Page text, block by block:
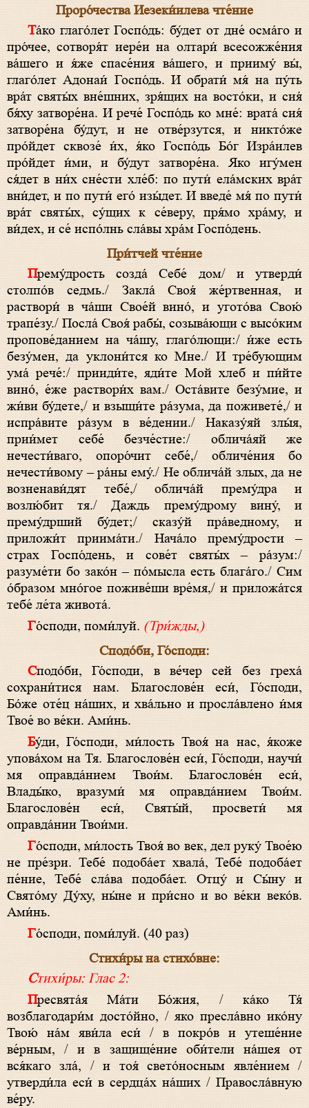
Прoро́чества Иезеки́илева чте́ние
Та́ко глаго́лет Госпо́дь: бу́дет от дне́ осма́го и
про́чее, сотворя́т иере́и на олтари́ всесожже́ния
ва́шего и я́же спасе́ния ва́шего, и прииму́ вы́,
глаго́лет Адонаи́ Госпо́дь. И обрати́ мя́ на пу́ть
вра́т святы́х вне́шних, зря́щих на восто́ки, и сия́
бя́ху затворе́на. И рече́ Госпо́дь ко мне́: врата́ сия́
затворе́на бу́дут, и не отве́рзутся, и никто́же
про́йдет сквозе́ и́х, я́ко Госпо́дь Бо́г Изра́илев
про́йдет и́ми, и бу́дут затворе́на. Яко игу́мен
ся́дет в ни́х сне́сти хле́б: по пути́ ела́мских вра́т
вни́дет, и по пути́ его́ изы́дет. И введе́ мя́ по пути́
вра́т святы́х, су́щих к се́веру, пря́мо хра́му, и
ви́дех, и се́ испо́лнь сла́вы хра́м Госпо́день.
При́тчей чте́ние
Прему́дрость созда́ Себе́ дом/ и утверди́
столпо́в седмь./ Закла́ Своя́ же́ртвенная, и
раствори́ в ча́ши Свое́й вино́, и угото́ва Свою́
трапе́зу./ Посла́ Своя́ рабы́, созыва́ющи с высо́ким
пропове́данием на ча́шу, глаго́лющи:/ и́же есть
безу́мен, да уклони́тся ко Мне./ И тре́бующим
ума́ рече́:/ прииди́те, яди́те Мой хлеб и пи́йте
вино́, е́же раствори́х вам./ Оста́вите безу́мие, и
жи́ви бу́дете,/ и взыщи́те ра́зума, да поживете́,/ и
испра́вите ра́зум в ве́дении./ Наказу́яй злы́я,
прии́мет себе́ безче́стие:/ облича́яй же
нечести́ваго, опоро́чит себе́,/ обличе́ния бо
нечести́вому – ра́ны ему́./ Не облича́й злых, да не
возненави́дят тебе́,/ облича́й прему́дра и
возлю́бит тя./ Даждь прему́дрому вину́, и
прему́дрший бу́дет;/ сказу́й пра́ведному, и
приложи́т приима́ти./ Нача́ло прему́дрости –
страх Госпо́день, и сове́т святы́х – ра́зум:/
разуме́ти бо зако́н – по́мысла есть блага́го./ Сим
о́бразом мно́гое поживе́ши вре́мя,/ и приложа́тся
тебе́ ле́та живота́.
Го́споди, поми́луй.(Три́жды,)
Сподо́би, Го́споди:
Сподо́би, Го́споди, в ве́чер сей без греха́
сохрани́тися нам. Благослове́н еси́, Го́споди,
Бо́же оте́ц на́ших, и хва́льно и просла́влено и́мя
Твое́ во ве́ки. Ами́нь.
Бу́ди, Го́споди, ми́лость Твоя́ на нас, я́коже
упова́хом на Тя. Благослове́н еси́, Го́споди, научи́
мя оправда́нием Твои́м. Благослове́н еси́,
Влады́ко, вразуми́ мя оправда́нием Твои́м.
Благослове́н еси́, Святы́й, просвети́ мя
оправда́нии Твои́ми.
Го́споди, ми́лость Твоя́ во век, дел руку́ Твое́ю
не пре́зри. Тебе́ подоба́ет хвала́, Тебе́ подоба́ет
пе́ние, Тебе́ сла́ва подоба́ет. Отцу́ и Сы́ну и
Свято́му Ду́ху, ны́не и при́сно и во ве́ки веко́в.
Ами́нь.
Го́споди, поми́луй. (40 раз)
Стихи́ры на стихо́вне:
Стихи́ры: Глас 2:
Пресвята́я Ма́ти Бо́жия, / ка́ко Тя́
возблагодари́м досто́йно, / яко пресла́вно ико́ну
Твою́ на́м яви́ла еси́ / в покро́в и утеше́ние
ве́рным, / и в защище́ние оби́тели на́шея от
вся́каго зла́, / и тоя́ свето́носным явле́нием /
утверди́ла еси́ в сердца́х на́ших / Правосла́вную
ве́ру.